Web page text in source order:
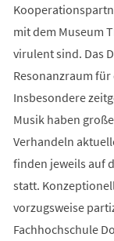
mit dem Museum
virulent sind. Das
Resonanzraum
Insbesondere
Musik haben
Verhandeln
finden jeweils auf
statt.
vorzugsweise
Fachhochschule